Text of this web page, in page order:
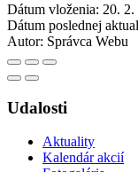
Dátum vloženia: 20. 2.
Dátum poslednej
Autor: Správca Webu
Udalosti
Aktuality
Kalendár akcií